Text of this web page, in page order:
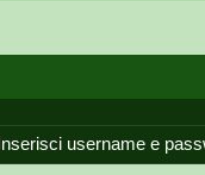
username e